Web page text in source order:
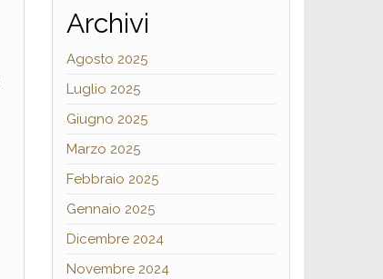
Archivi
Agosto 2025
Luglio 2025
Giugno 2025
Marzo 2025
Febbraio 2025
Gennaio 2025
Dicembre 2024
Novembre 2024